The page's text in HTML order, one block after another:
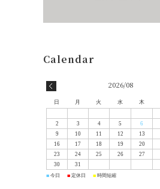
2026/08
日 月 火 水 木
2
3 4 5 6
9
10 11 12 13
16
17 18 19 20
23
24 25 26 27
30
31
■ 今日 ■ 定休日 ■ 時間短縮